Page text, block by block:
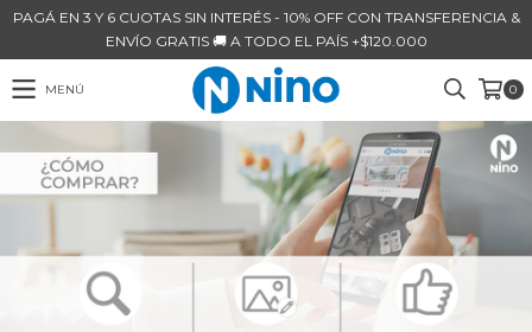
PAGÁ EN 3 Y 6 CUOTAS SIN INTERÉS - 10% OFF CON TRANSFERENCIA &
ENVÍO GRATIS 🚚 A TODO EL PAÍS +$120.000
MENÚ 0